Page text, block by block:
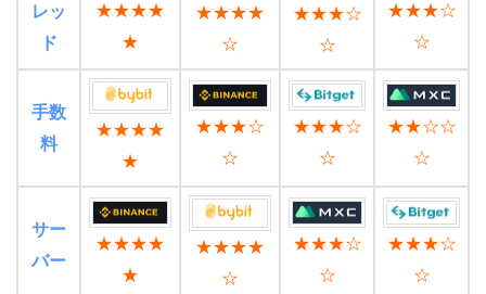
レッ
ド
★★★★
★
★★★★
☆
★★★☆
☆
★★★☆
☆
手数
料
★★★★
★
★★★☆
☆
★★★☆
☆
★★☆☆
☆
サー
バー
★★★★
★
★★★★
☆
★★★☆
☆
★★★☆
☆